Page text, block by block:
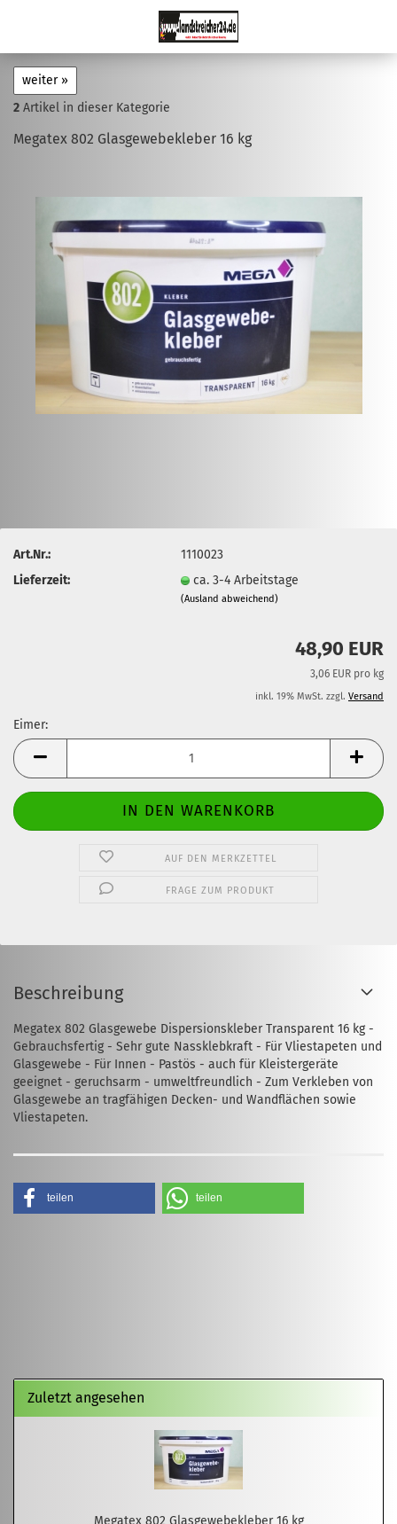
weiter »
2 Artikel in dieser Kategorie
Megatex 802 Glasgewebekleber 16 kg
Art.Nr.:
1110023
Lieferzeit:
ca. 3-4 Arbeitstage
(Ausland abweichend)
48,90 EUR
3,06 EUR pro kg
inkl. 19% MwSt. zzgl. Versand
Eimer:
Eimer
AUF DEN MERKZETTEL
FRAGE ZUM PRODUKT
Beschreibung
Megatex 802 Glasgewebe Dispersionskleber Transparent 16 kg -
Gebrauchsfertig - Sehr gute Nassklebkraft - Für Vliestapeten und
Glasgewebe - Für Innen - Pastös - auch für Kleistergeräte
geeignet - geruchsarm - umweltfreundlich - Zum Verkleben von
Glasgewebe an tragfähigen Decken- und Wandflächen sowie
Vliestapeten.
teilen teilen
Zuletzt angesehen
Megatex 802 Glasgewebekleber 16 kg